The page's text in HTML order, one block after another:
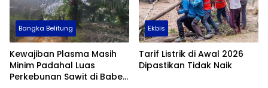
Bangka Belitung
Kewajiban Plasma Masih
Minim Padahal Luas
Perkebunan Sawit di Babel
Ekbis
Tarif Listrik di Awal 2026
Dipastikan Tidak Naik